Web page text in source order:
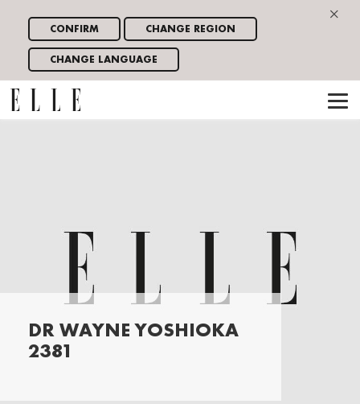
×
CONFIRM CHANGE REGION
CHANGE LANGUAGE
DR WAYNE YOSHIOKA
2381